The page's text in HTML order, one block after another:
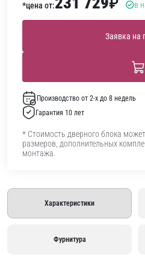
*цена от: в
Заявка на
Производство от 2-х до 8 недель
Гарантия 10 лет
* Стоимость дверного блока
размеров, дополнительных
монтажа.
Характеристики
Фурнитура